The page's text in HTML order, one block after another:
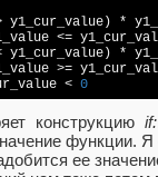
y1_cur_value) *
<=
y1_cur_value) *
>=
< 0
конструкцию
функции.
ее